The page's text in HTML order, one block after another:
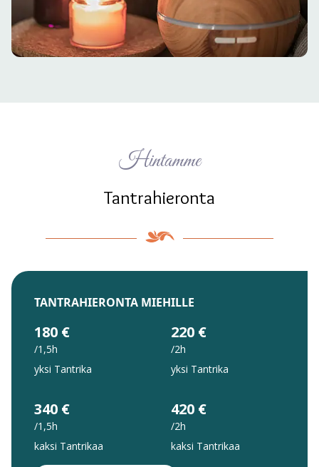
Hintamme
Tantrahieronta
TANTRAHIERONTA MIEHILLE
180 €
/1,5h
yksi Tantrika
220 €
/2h
yksi Tantrika
340 €
/1,5h
kaksi Tantrikaa
420 €
/2h
kaksi Tantrikaa